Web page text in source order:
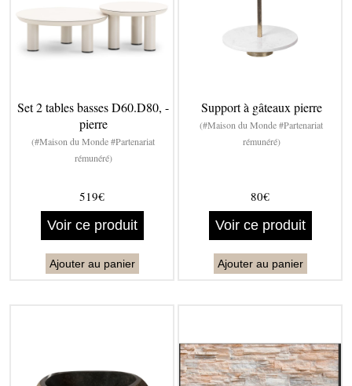
Set 2 tables basses D60.D80, -
pierre
(#Maison du Monde #Partenariat
rémunéré)
519€
Voir ce produit
Ajouter au panier
Support à gâteaux pierre
(#Maison du Monde #Partenariat
rémunéré)
80€
Voir ce produit
Ajouter au panier